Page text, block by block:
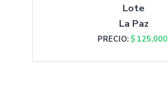
Lote
La Paz
PRECIO: $ 125,000